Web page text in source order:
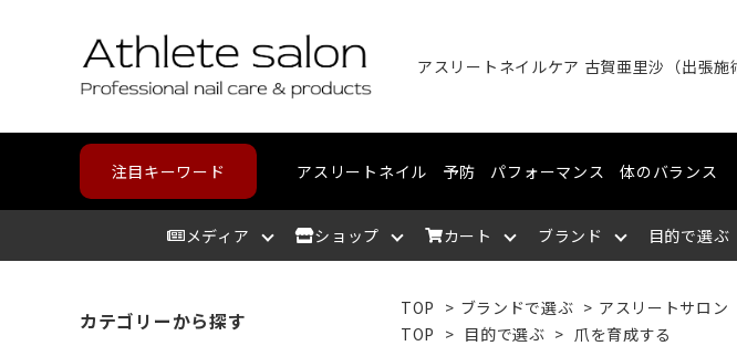
注目キーワード アスリートネイル 予防 パフォーマンス 体のバランス
メディア ショップ カート ブランド
アスリートサロン アスリートネイル
目的で選ぶ
爪を洗う 爪を整える
爪が割れる 爪に亀裂がある
野球・高校野球 ランニング・マラソン
ハンドケア フットケア
スポーツメディカルライン コンディショニングライン
北海道 東北
TOP > ブランドで選ぶ > アスリートサロン
TOP > 目的で選ぶ > 爪を育成する
カテゴリーから探す